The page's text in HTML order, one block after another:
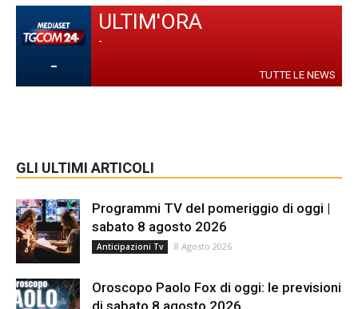
-
ULTIM'ORA
-
TUTTE LE NEWS
GLI ULTIMI ARTICOLI
Programmi TV del pomeriggio di oggi |
sabato 8 agosto 2026
Anticipazioni Tv 8 Agosto 2026
Oroscopo Paolo Fox di oggi: le previsioni
di sabato 8 agosto 2026